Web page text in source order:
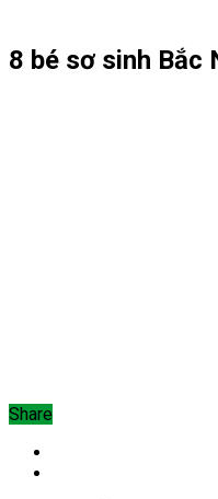
8 bé sơ sinh Bắc
Share